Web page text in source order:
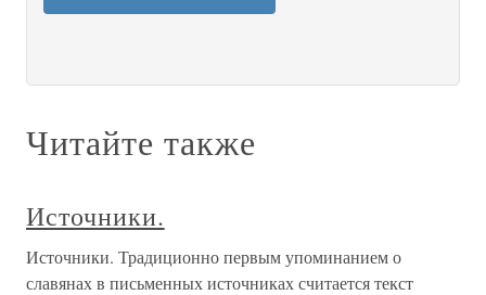
Читайте также
Источники.
Источники. Традиционно первым упоминанием о
славянах в письменных источниках считается текст